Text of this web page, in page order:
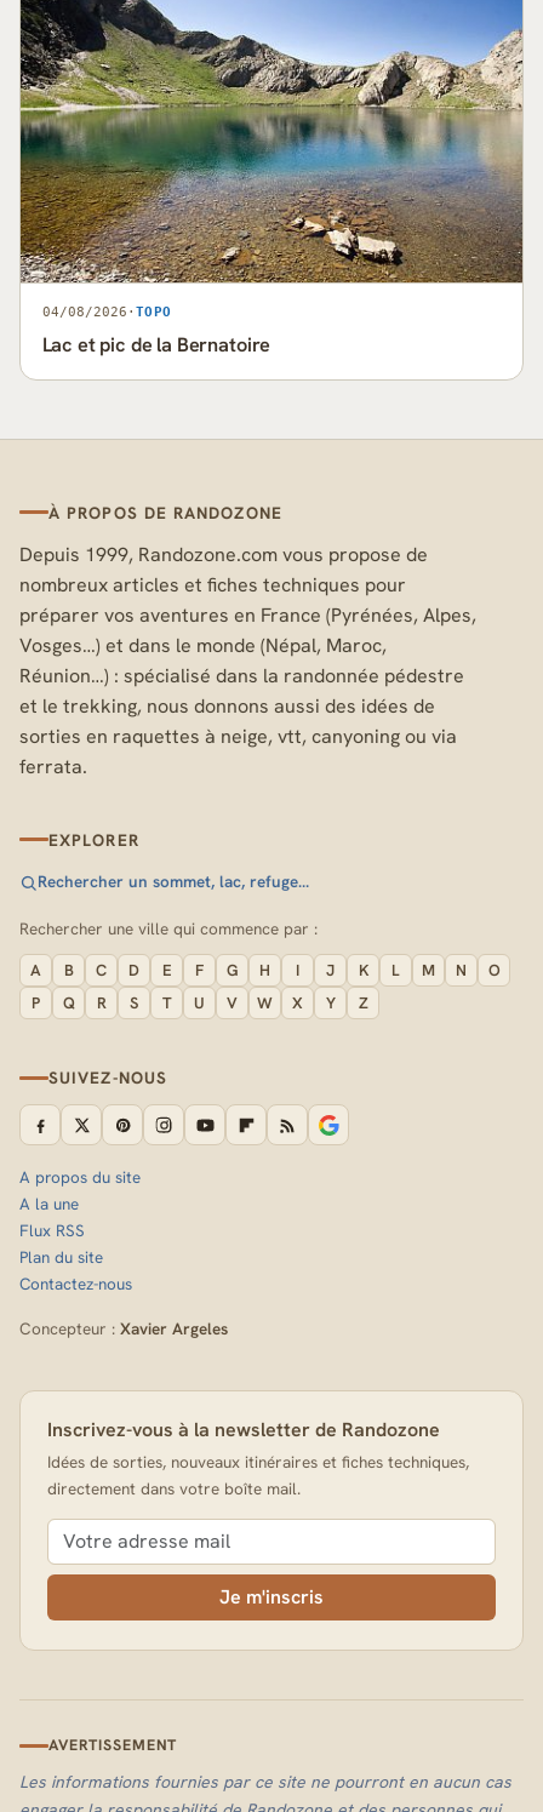
04/08/2026 · TOPO
Lac et pic de la Bernatoire
À PROPOS DE RANDOZONE
Depuis 1999, Randozone.com vous propose de
nombreux articles et fiches techniques pour
préparer vos aventures en France (Pyrénées, Alpes,
Vosges…) et dans le monde (Népal, Maroc,
Réunion…) : spécialisé dans la randonnée pédestre
et le trekking, nous donnons aussi des idées de
sorties en raquettes à neige, vtt, canyoning ou via
ferrata.
EXPLORER
Rechercher un sommet, lac, refuge…
Rechercher une ville qui commence par :
A B C D E F G H I J K L M N
O
P
Q R S T U V W X Y Z
SUIVEZ-NOUS
A propos du site
A la une
Flux RSS
Plan du site
Contactez-nous
Concepteur : Xavier Argeles
Inscrivez-vous à la newsletter de Randozone
Idées de sorties, nouveaux itinéraires et fiches techniques,
directement dans votre boîte mail.
Je m'inscris
AVERTISSEMENT
Les informations fournies par ce site ne pourront en aucun cas